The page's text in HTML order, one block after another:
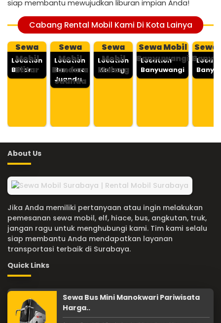
siap membantu mewujudkan liburan impian Anda!
Cabang Rental Mobil Kami Di Kota Lainya
Sewa
Mobil
Blitar
Location
Blitar
Sewa
Mobil
Bandara
Juanda
Location
Bandara
Juanda
Sewa
Mobil
Malang
Location
Malang
Sewa Mobil
Banyuwangi
Location
Banyuwangi
Sewa
About Us
Jika Anda memiliki pertanyaan atau ingin melakukan
pemesanan sewa mobil, elf, hiace, bus, angkutan, truk,
jangan ragu untuk menghubungi kami. Tim kami selalu
siap membantu Anda mendapatkan layanan
transportasi terbaik di Surabaya.
Quick Links
Sewa Bus Mini Manokwari Pariwisata
Harga..